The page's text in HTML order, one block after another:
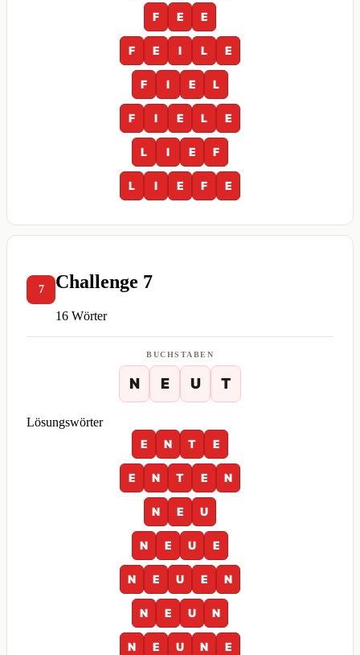
F E E
F E I L E
F I E L
F I E L E
L I E F
L I E F E
7 Challenge 7
16 Wörter
BUCHSTABEN
N E U T
Lösungswörter
E
N T E
E N T E N
N E U
N E U E
N E U E N
N E U N
N E U N E